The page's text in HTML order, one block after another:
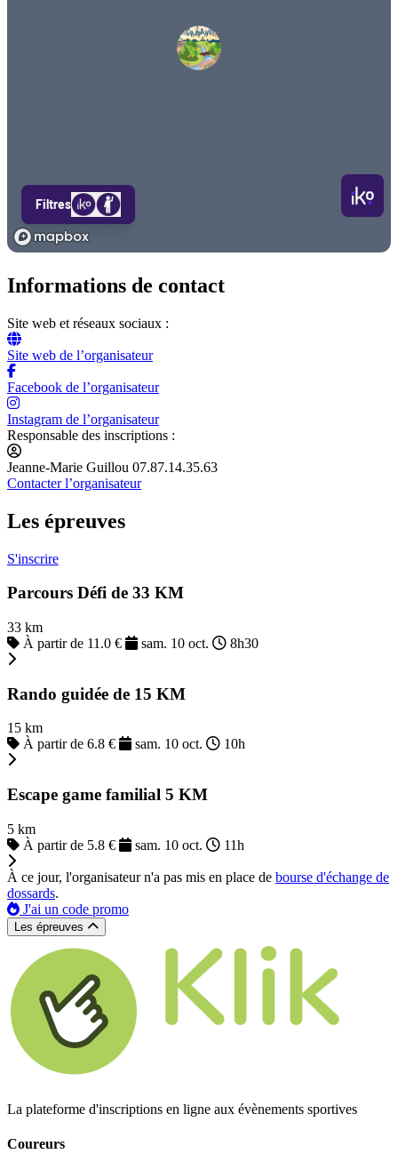
Informations de contact
Site web et réseaux sociaux :
Site web de l’organisateur
Facebook de l’organisateur
Instagram de l’organisateur
Responsable des inscriptions :
Jeanne-Marie Guillou 07.87.14.35.63
Contacter l’organisateur
Les épreuves
S'inscrire
Parcours Défi de 33 KM
33 km
À partir de 11.0 €
sam. 10 oct. 8h30
Rando guidée de 15 KM
15 km
À partir de 6.8 €
sam. 10 oct. 10h
Escape game familial 5 KM
5 km
À partir de 5.8 €
sam. 10 oct. 11h
À ce jour, l'organisateur n'a pas mis en place de bourse d'échange de
dossards.
J'ai un code promo
Les épreuves
La plateforme d'inscriptions en ligne aux évènements sportives
Coureurs